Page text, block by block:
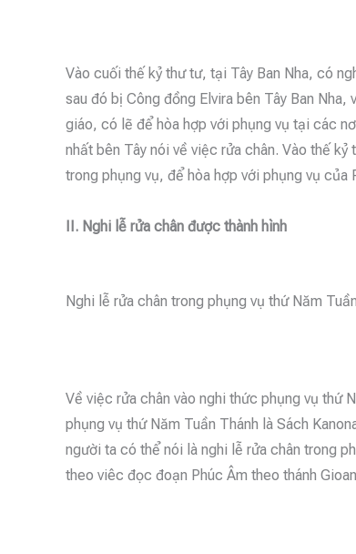
Vào cuối thế kỷ thư tư, tại Tây Ban Nha, có
sau đó bị Công đồng Elvira bên Tây Ban
giáo, có lẽ để hòa hợp với phụng vụ tại các
nhất bên Tây nói về việc rửa chân. Vào thế
trong phụng vụ, để hòa hợp với phụng vụ của
II. Nghi lễ rửa chân được thành hình
Nghi lễ rửa chân trong phụng vụ thứ Năm
Về việc rửa chân vào nghi thức phụng vụ thứ
phụng vụ thứ Năm Tuần Thánh là Sách
người ta có thể nói là nghi lễ rửa chân trong
theo viêc đọc đoạn Phúc Âm theo thánh